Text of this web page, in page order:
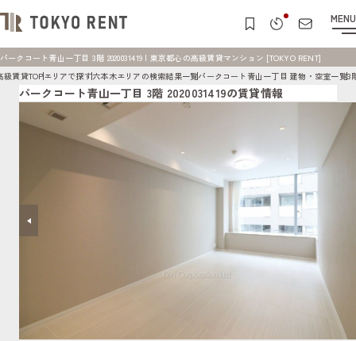
MENU
パークコート青山一丁目 3階 2020031419 | 東京都心の高級賃貸マンション [TOKYO RENT]
級賃貸TOPエリアで探す六本木エリアの検索結果一覧パークコート青山一丁目 建物・空室一覧3
パークコート青山一丁目 3階 2020031419の賃貸情報